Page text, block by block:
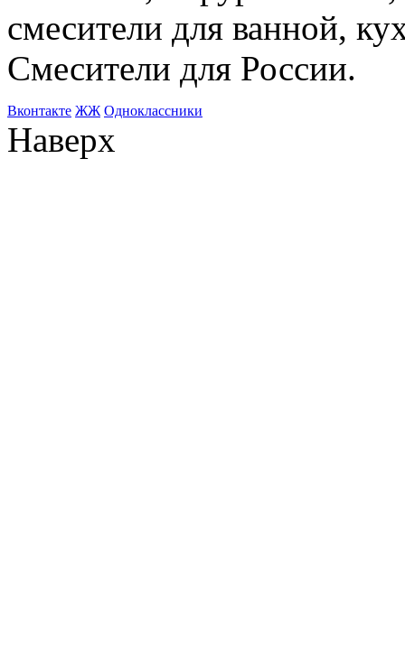
смесители для ванной,
Смесители для России.
Bконтакте ЖЖ Одноклассники
Наверх